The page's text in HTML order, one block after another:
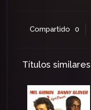
Compartido 0
Títulos similares